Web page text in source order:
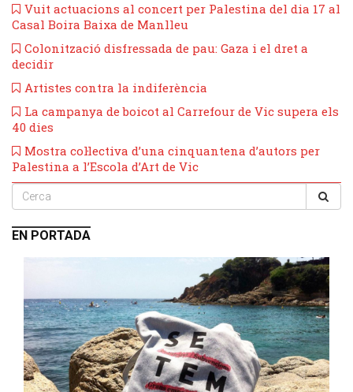
Vuit actuacions al concert per Palestina del dia 17 al
Casal Boira Baixa de Manlleu
Colonització disfressada de pau: Gaza i el dret a
decidir
Artistes contra la indiferència
​La campanya de boicot al Carrefour de Vic supera els
40 dies
​Mostra col·lectiva d’una cinquantena d’autors per
Palestina a l’Escola d’Art de Vic
EN PORTADA